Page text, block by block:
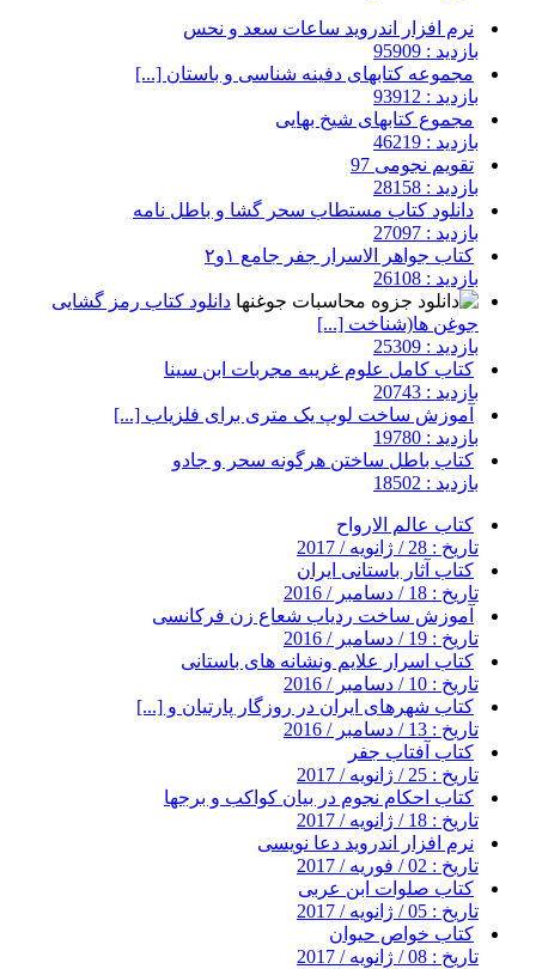
نرم افزار اندروید ساعات سعد و نحس
بازدید : 95909
مجموعه کتابهای دفینه شناسی و باستان [...]
بازدید : 93912
مجموع کتابهای شیخ بهایی
بازدید : 46219
تقویم نجومی 97
بازدید : 28158
دانلود کتاب مستطاب سحر گشا و باطل نامه
بازدید : 27097
کتاب جواهر الاسرار جفر جامع ۱و۲
بازدید : 26108
دانلود کتاب رمز گشایی
جوغن ها(شناخت [...]
بازدید : 25309
کتاب کامل علوم غریبه مجربات ابن سینا
بازدید : 20743
آموزش ساخت لوپ یک متری برای فلزیاب [...]
بازدید : 19780
کتاب باطل ساختن هرگونه سحر و جادو
بازدید : 18502
کتاب عالم الارواح
تاریخ : 28 / ژانویه / 2017
کتاب آثار باستانی ایران
تاریخ : 18 / دسامبر / 2016
آموزش ساخت ردیاب شعاع زن فرکانسی
تاریخ : 19 / دسامبر / 2016
کتاب اسرار علایم ونشانه های باستانی
تاریخ : 10 / دسامبر / 2016
کتاب شهرهای ایران در روزگار پارتیان و [...]
تاریخ : 13 / دسامبر / 2016
کتاب آفتاب جفر
تاریخ : 25 / ژانویه / 2017
کتاب احکام نجوم در بیان کواکب و برجها
تاریخ : 18 / ژانویه / 2017
نرم افزار اندروید دعا نویسی
تاریخ : 02 / فوریه / 2017
کتاب صلوات ابن عربی
تاریخ : 05 / ژانویه / 2017
کتاب خواص حیوان
تاریخ : 08 / ژانویه / 2017